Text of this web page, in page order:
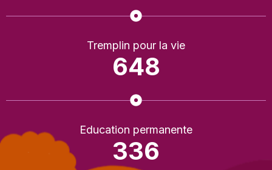
Tremplin pour la vie
648
Education permanente
336